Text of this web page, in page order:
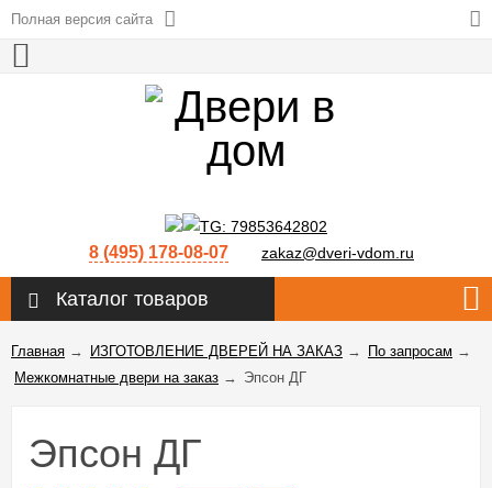
Полная версия сайта
8 (495) 178-08-07 zakaz@dveri-vdom.ru
Каталог товаров
Главная → ИЗГОТОВЛЕНИЕ ДВЕРЕЙ НА ЗАКАЗ → По запросам →
Межкомнатные двери на заказ → Эпсон ДГ
Эпсон ДГ